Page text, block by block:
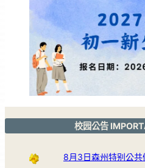
校园公告
8月3日森州特别公共